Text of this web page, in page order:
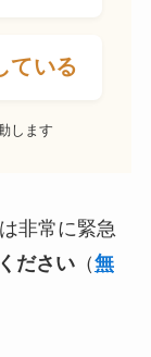
ている
します
非常に緊急
ださい（無